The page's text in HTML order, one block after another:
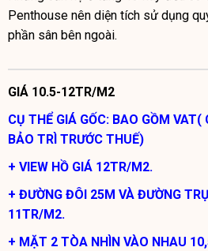
Penthouse nên diện tích sử dụng
phần sân bên ngoài.
GIÁ 10.5-12TR/M2
CỤ THỂ GIÁ GỐC: BAO GỒM
BẢO TRÌ TRƯỚC THUẾ)
+ VIEW HỒ GIÁ 12TR/M2.
+ ĐƯỜNG ĐÔI 25M VÀ ĐƯỜNG
11TR/M2.
+ MẶT 2 TÒA NHÌN VÀO NHAU